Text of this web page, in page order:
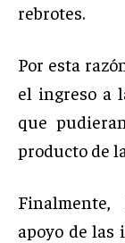
rebrotes.
Por esta
el ingreso a
que
producto de
apoyo de